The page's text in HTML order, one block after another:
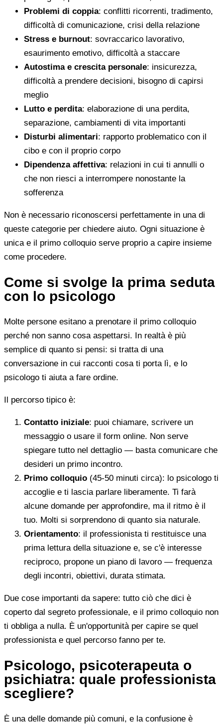
Problemi di coppia: conflitti ricorrenti, tradimento,
difficoltà di comunicazione, crisi della relazione
Stress e burnout: sovraccarico lavorativo,
esaurimento emotivo, difficoltà a staccare
Autostima e crescita personale: insicurezza,
difficoltà a prendere decisioni, bisogno di capirsi
meglio
Lutto e perdita: elaborazione di una perdita,
separazione, cambiamenti di vita importanti
Disturbi alimentari: rapporto problematico con il
cibo e con il proprio corpo
Dipendenza affettiva: relazioni in cui ti annulli o
che non riesci a interrompere nonostante la
sofferenza
Non è necessario riconoscersi perfettamente in una di
queste categorie per chiedere aiuto. Ogni situazione è
unica e il primo colloquio serve proprio a capire insieme
come procedere.
Come si svolge la prima seduta
con lo psicologo
Molte persone esitano a prenotare il primo colloquio
perché non sanno cosa aspettarsi. In realtà è più
semplice di quanto si pensi: si tratta di una
conversazione in cui racconti cosa ti porta lì, e lo
psicologo ti aiuta a fare ordine.
Il percorso tipico è:
Contatto iniziale: puoi chiamare, scrivere un
messaggio o usare il form online. Non serve
spiegare tutto nel dettaglio — basta comunicare che
desideri un primo incontro.
Primo colloquio (45-50 minuti circa): lo psicologo ti
accoglie e ti lascia parlare liberamente. Ti farà
alcune domande per approfondire, ma il ritmo è il
tuo. Molti si sorprendono di quanto sia naturale.
Orientamento: il professionista ti restituisce una
prima lettura della situazione e, se c'è interesse
reciproco, propone un piano di lavoro — frequenza
degli incontri, obiettivi, durata stimata.
Due cose importanti da sapere: tutto ciò che dici è
coperto dal segreto professionale, e il primo colloquio non
ti obbliga a nulla. È un'opportunità per capire se quel
professionista e quel percorso fanno per te.
Psicologo, psicoterapeuta o
psichiatra: quale professionista
scegliere?
È una delle domande più comuni, e la confusione è